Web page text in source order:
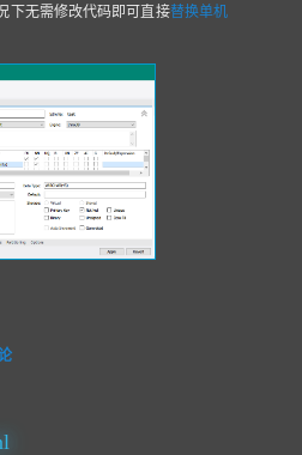
下无需修改代码即可直接替换单机